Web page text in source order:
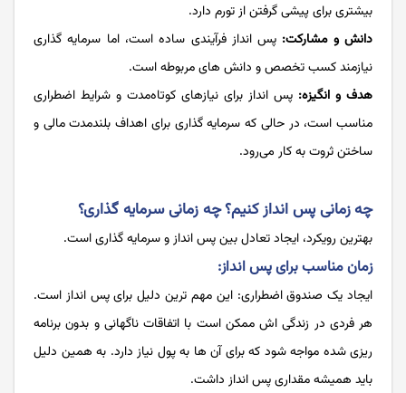
بیشتری برای پیشی گرفتن از تورم دارد.
دانش و مشارکت: پس انداز فرآیندی ساده است، اما سرمایه گذاری
نیازمند کسب تخصص و دانش های مربوطه است.
هدف و انگیزه: پس انداز برای نیازهای کوتاه‌مدت و شرایط اضطراری
مناسب است، در حالی که سرمایه گذاری برای اهداف بلندمدت مالی و
ساختن ثروت به کار می‌رود.
چه زمانی پس انداز کنیم؟ چه زمانی سرمایه گذاری؟
بهترین رویکرد، ایجاد تعادل بین پس انداز و سرمایه گذاری است.
زمان مناسب برای پس انداز:
ایجاد یک صندوق اضطراری: این مهم ‌ترین دلیل برای پس انداز است.
هر فردی در زندگی اش ممکن است با اتفاقات ناگهانی و بدون برنامه
ریزی شده مواجه شود که برای آن ها به پول نیاز دارد. به همین دلیل
باید همیشه مقداری پس انداز داشت.